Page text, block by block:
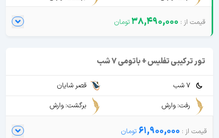
38,490,000
تور ترکیبی تفلیس + باتومی 7 شب
7 شب
قصر شایان
رفت: وارش
برگشت: وارش
61,900,000